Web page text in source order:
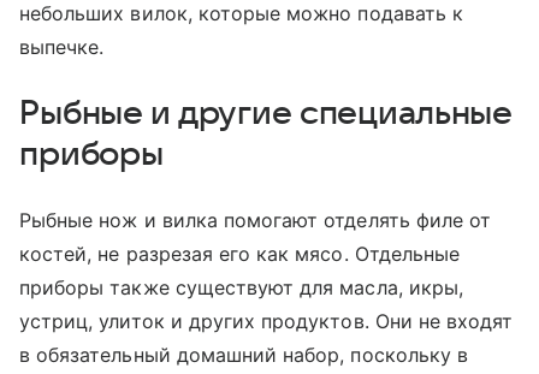
небольших вилок, которые можно подавать к
выпечке.
Рыбные и другие специальные
приборы
Рыбные нож и вилка помогают отделять филе от
костей, не разрезая его как мясо. Отдельные
приборы также существуют для масла, икры,
устриц, улиток и других продуктов. Они не входят
в обязательный домашний набор, поскольку в